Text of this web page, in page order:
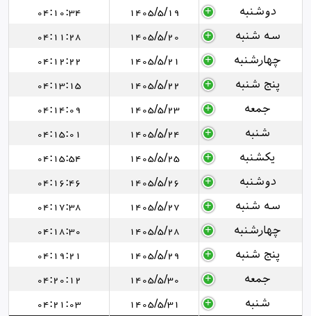
دوشنبه 1405/5/19
04:10:34
سه شنبه
1405/5/20
04:11:28
چهارشنبه
1405/5/21
04:12:22
پنج شنبه
1405/5/22
04:13:15
جمعه
1405/5/23
04:14:09
شنبه
1405/5/24
04:15:01
یکشنبه
1405/5/25
04:15:54
دوشنبه
1405/5/26
04:16:46
سه شنبه
1405/5/27
04:17:38
چهارشنبه
1405/5/28
04:18:30
پنج شنبه
1405/5/29
04:19:21
جمعه
1405/5/30
04:20:12
شنبه
1405/5/31
04:21:03